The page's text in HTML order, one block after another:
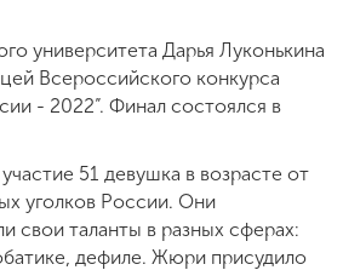
20
университета Дарья Луконькина
Всероссийского конкурса
- 2022”. Финал состоялся в
51 девушка в возрасте от
уголков России. Они
свои таланты в разных сферах:
дефиле. Жюри присудило